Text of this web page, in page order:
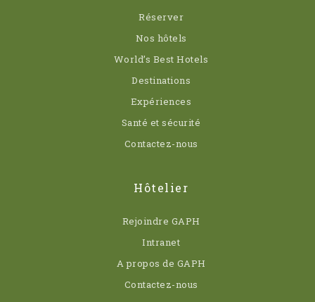
Réserver
Nos hôtels
World’s Best Hotels
Destinations
Expériences
Santé et sécurité
Contactez-nous
Hôtelier
Rejoindre GAPH
Intranet
A propos de GAPH
Contactez-nous